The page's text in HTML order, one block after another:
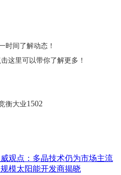
时间了解动态！
击这里可以带你了解更多！
衡大业1502
观点：多晶技术仍为市场主流
模太阳能开发商揭晓